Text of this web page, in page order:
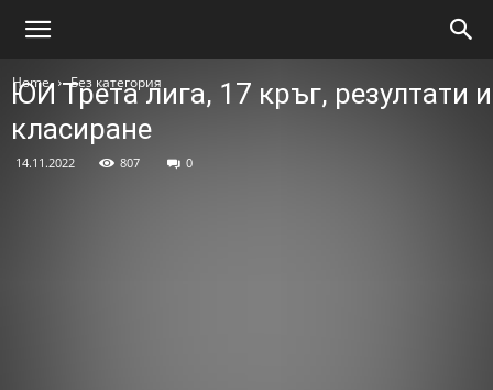
Home Без категория
ЮИ Трета лига, 17 кръг, резултати и
класиране
14.11.2022 807 0